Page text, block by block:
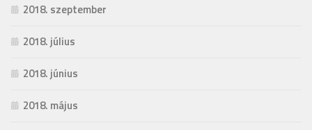
2018. szeptember
2018. július
2018. június
2018. május